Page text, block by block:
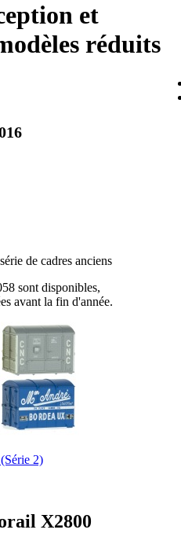
et
réduits
de cadres anciens
sont disponibles,
avant la fin d'année.
2)
X2800